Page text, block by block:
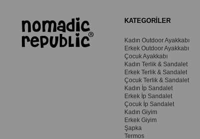
KATEGORİLER
Kadın Outdoor Ayakkabı
Erkek Outdoor Ayakkabı
Çocuk Ayakkabı
Kadın Terlik & Sandalet
Erkek Terlik & Sandalet
Çocuk Terlik & Sandalet
Kadın İp Sandalet
Erkek İp Sandalet
Çocuk İp Sandalet
Kadın Giyim
Erkek Giyim
Şapka
Termos